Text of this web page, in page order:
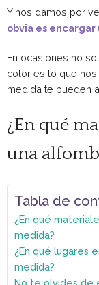
Y nos damos por
obvia es
En ocasiones no
color es lo que nos
medida te pueden
¿En qué
una
Tabla de
¿En qué
medida?
¿En qué lugares
medida?